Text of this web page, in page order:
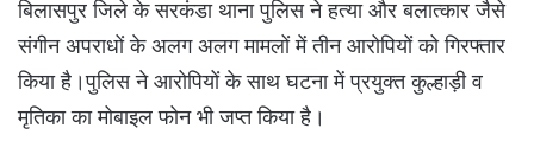
बिलासपुर जिले के सरकंडा थाना पुलिस ने हत्या और बलात्कार जैसे
संगीन अपराधों के अलग अलग मामलों में तीन आरोपियों को गिरफ्तार
किया है।पुलिस ने आरोपियों के साथ घटना में प्रयुक्त कुल्हाड़ी व
मृतिका का मोबाइल फोन भी जप्त किया है।